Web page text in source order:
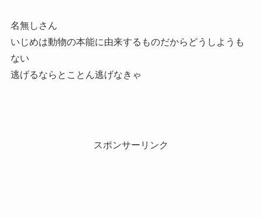
名無しさん
いじめは動物の本能に由来するものだからどうしようも
ない
逃げるならとことん逃げなきゃ
スポンサーリンク